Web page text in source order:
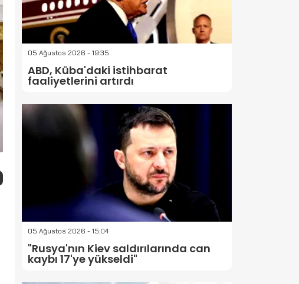
05 Ağustos 2026 - 19:35
ABD, Küba'daki istihbarat
faaliyetlerini artırdı
05 Ağustos 2026 - 15:04
"Rusya'nın Kiev saldırılarında can
kaybı 17'ye yükseldi"